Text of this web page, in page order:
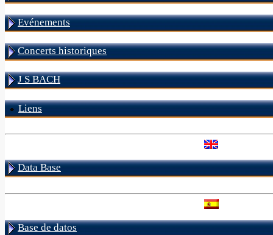
Evénements
Concerts historiques
J S BACH
Liens
Data Base
Base de datos